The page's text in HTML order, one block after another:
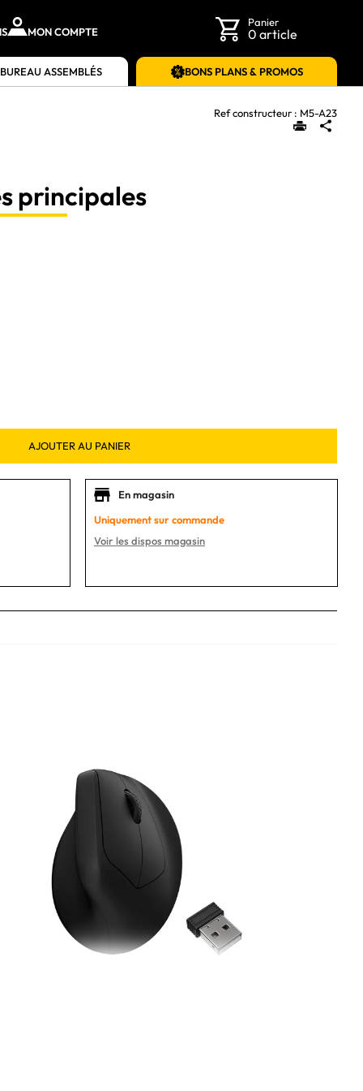
MON COMPTE
Panier
0 article
ASSEMBLÉS
BONS PLANS & PROMOS
Ref constructeur : M5-A23
principales
AJOUTER AU PANIER
En magasin
Uniquement sur commande
Voir les dispos magasin